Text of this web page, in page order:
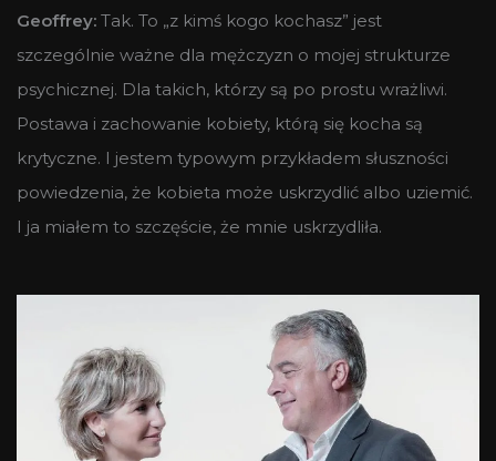
Geoffrey: Tak. To „z kimś kogo kochasz” jest
szczególnie ważne dla mężczyzn o mojej strukturze
psychicznej. Dla takich, którzy są po prostu wrażliwi.
Postawa i zachowanie kobiety, którą się kocha są
krytyczne. I jestem typowym przykładem słuszności
powiedzenia, że kobieta może uskrzydlić albo uziemić.
I ja miałem to szczęście, że mnie uskrzydliła.